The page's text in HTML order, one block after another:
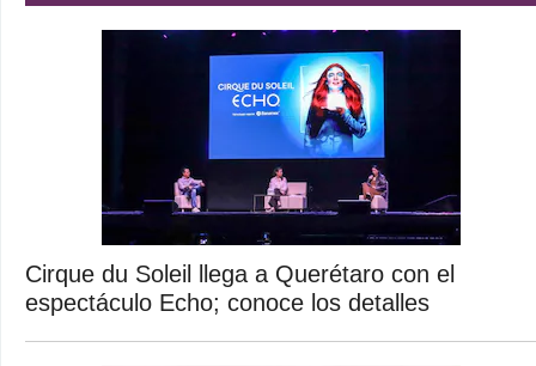
Cirque du Soleil llega a Querétaro con el
espectáculo Echo; conoce los detalles